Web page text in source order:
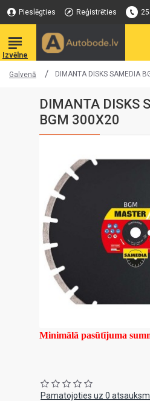
Pieslēgties Reģistrēties
Galvenā DIMANTA DISKS SAMEDIA
DIMANTA DISKS
BGM 300X20
Minimālā pasūtījuma
Pamatojoties uz 0